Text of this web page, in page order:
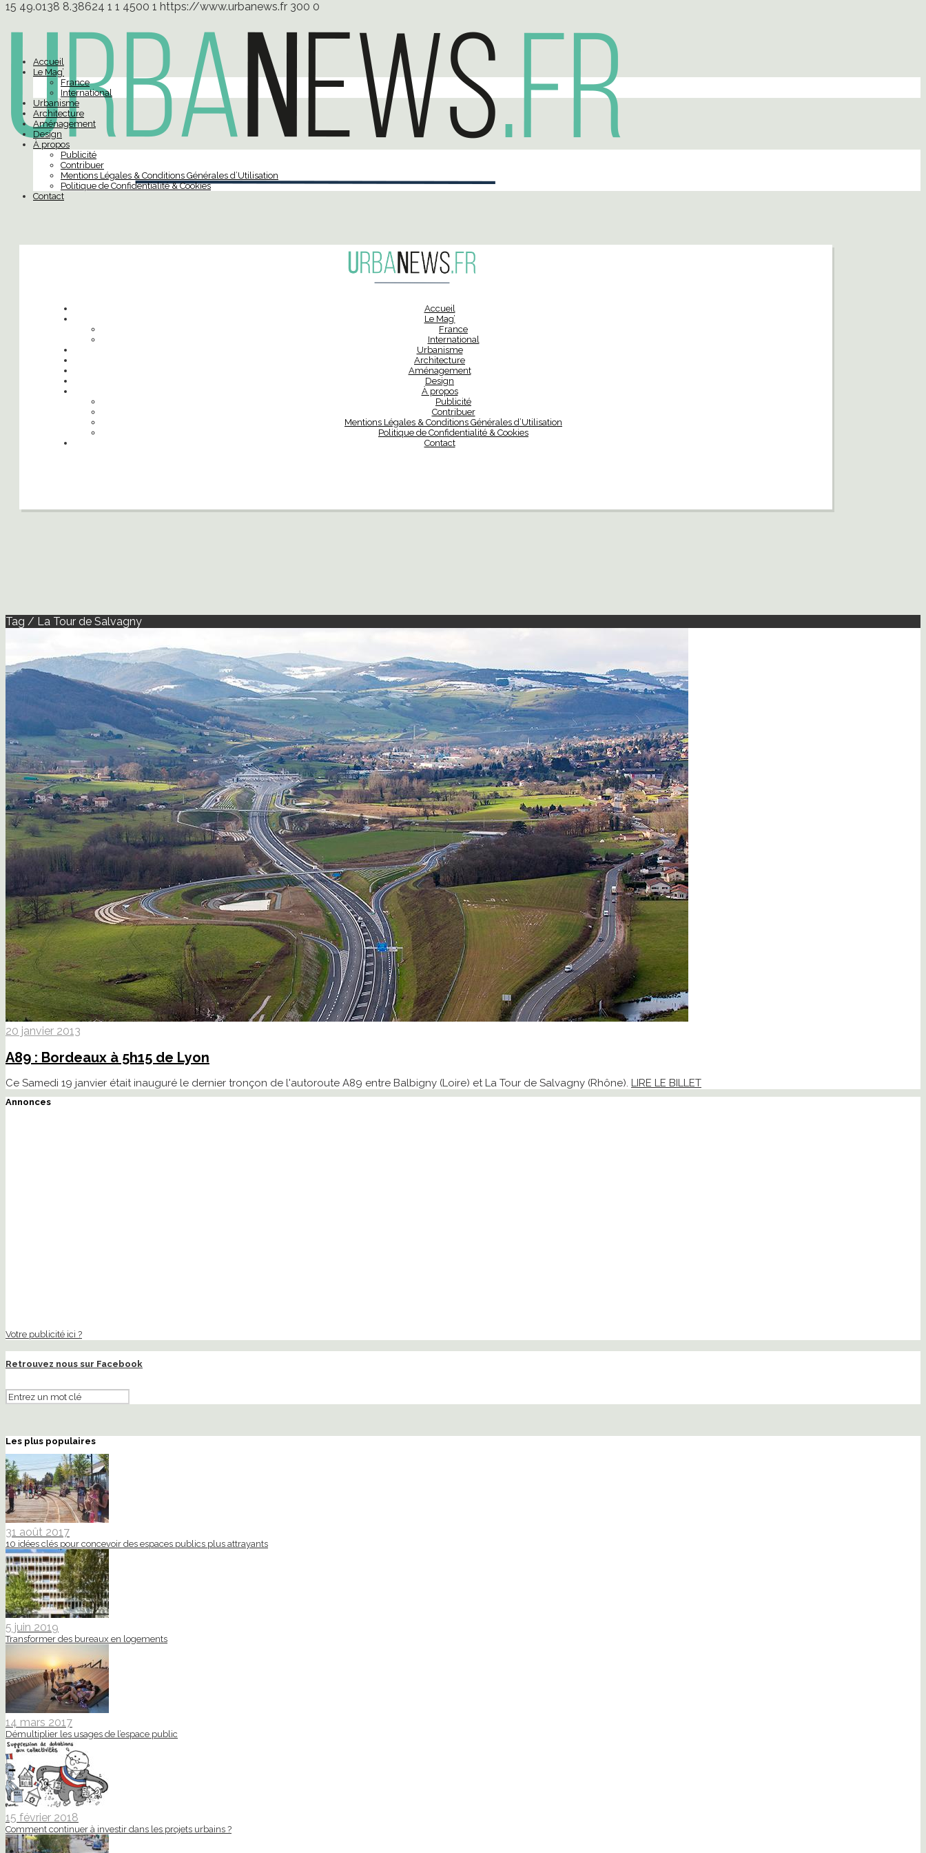
15 49.0138 8.38624 1 1 4500 1 https://www.urbanews.fr 300 0
Accueil
Le Mag’
France
International
Urbanisme
Architecture
Aménagement
Design
À propos
Publicité
Contribuer
Mentions Légales & Conditions Générales d’Utilisation
Politique de Confidentialité & Cookies
Contact
Accueil
Le Mag’
France
International
Urbanisme
Architecture
Aménagement
Design
À propos
Publicité
Contribuer
Mentions Légales & Conditions Générales d’Utilisation
Politique de Confidentialité & Cookies
Contact
Tag / La Tour de Salvagny
20 janvier 2013
A89 : Bordeaux à 5h15 de Lyon
Ce Samedi 19 janvier était inauguré le dernier tronçon de l'autoroute A89 entre Balbigny (Loire) et La Tour de Salvagny (Rhône). LIRE LE BILLET
Annonces
Votre publicité ici ?
Retrouvez nous sur Facebook
Les plus populaires
31 août 2017
10 idées clés pour concevoir des espaces publics plus attrayants
5 juin 2019
Transformer des bureaux en logements
14 mars 2017
Démultiplier les usages de l’espace public
15 février 2018
Comment continuer à investir dans les projets urbains ?